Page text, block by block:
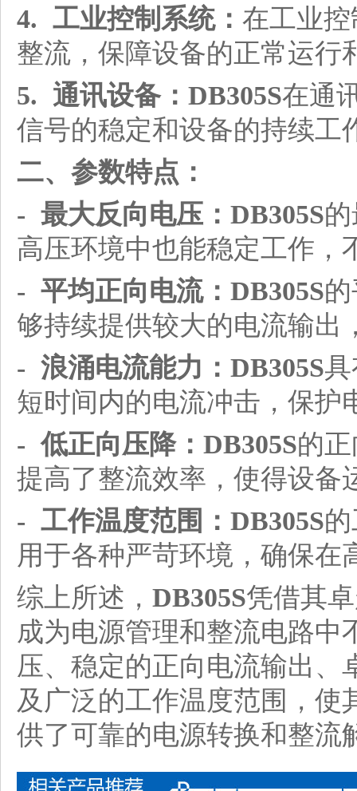
4. 工业控制系统： 在工业
整流，保障设备的正常运行
5. 通讯设备： DB305S在通
信号的稳定和设备的持续工
二、参数特点：
- 最大反向电压： DB305S
高压环境中也能稳定工作，
- 平均正向电流： DB305S
够持续提供较大的电流输出
- 浪涌电流能力： DB305S
短时间内的电流冲击，保护
- 低正向压降： DB305S的
提高了整流效率，使得设备
- 工作温度范围： DB305S
用于各种严苛环境，确保在
综上所述， DB305S凭借其
成为电源管理和整流电路中
压、稳定的正向电流输出、
及广泛的工作温度范围，使
供了可靠的电源转换和整流